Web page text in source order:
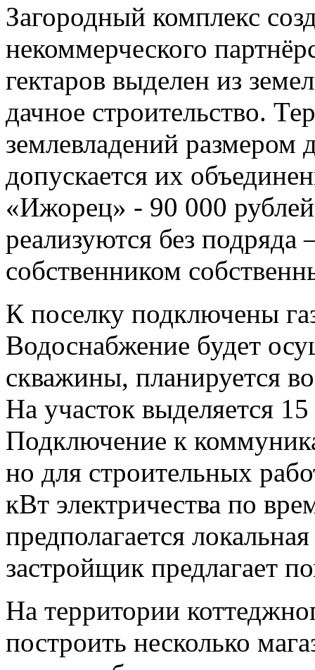
Загородный комплекс
некоммерческого
гектаров выделен из
дачное строительство.
землевладений размером
допускается их
«Ижорец» - 90 000 рублей
реализуются без подряда
собственником
К поселку подключены
Водоснабжение будет
скважины, планируется
На участок выделяется
Подключение к
но для строительных
кВт электричества по
предполагается
застройщик предлагает
На территории
построить несколько